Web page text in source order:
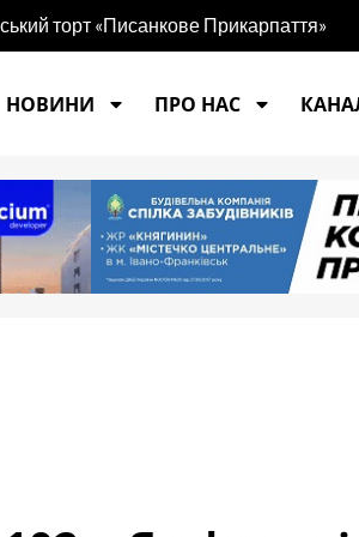
торт «Писанкове Прикарпаття»
НОВИНИ ПРО НАС